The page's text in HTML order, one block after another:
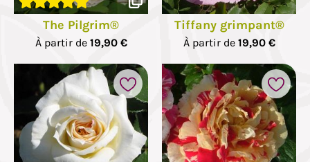
The Pilgrim®
À partir de 19,90 €
Tiffany grimpant®
À partir de 19,90 €